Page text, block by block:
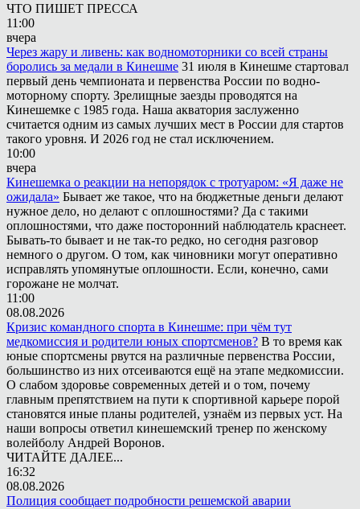
ЧТО ПИШЕТ ПРЕССА
11:00
вчера
Через жару и ливень: как водномоторники со всей страны
боролись за медали в Кинешме 31 июля в Кинешме стартовал
первый день чемпионата и первенства России по водно-
моторному спорту. Зрелищные заезды проводятся на
Кинешемке с 1985 года. Наша акватория заслуженно
считается одним из самых лучших мест в России для стартов
такого уровня. И 2026 год не стал исключением.
10:00
вчера
Кинешемка о реакции на непорядок с тротуаром: «Я даже не
ожидала» Бывает же такое, что на бюджетные деньги делают
нужное дело, но делают с оплошностями? Да с такими
оплошностями, что даже посторонний наблюдатель краснеет.
Бывать-то бывает и не так-то редко, но сегодня разговор
немного о другом. О том, как чиновники могут оперативно
исправлять упомянутые оплошности. Если, конечно, сами
горожане не молчат.
11:00
08.08.2026
Кризис командного спорта в Кинешме: при чём тут
медкомиссия и родители юных спортсменов? В то время как
юные спортсмены рвутся на различные первенства России,
большинство из них отсеиваются ещё на этапе медкомиссии.
О слабом здоровье современных детей и о том, почему
главным препятствием на пути к спортивной карьере порой
становятся иные планы родителей, узнаём из первых уст. На
наши вопросы ответил кинешемский тренер по женскому
волейболу Андрей Воронов.
ЧИТАЙТЕ ДАЛЕЕ...
16:32
08.08.2026
Полиция сообщает подробности решемской аварии